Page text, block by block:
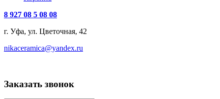
8 927 08 5 08 08
г. Уфа, ул. Цветочная, 42
nikaceramica@yandex.ru
Заказать звонок